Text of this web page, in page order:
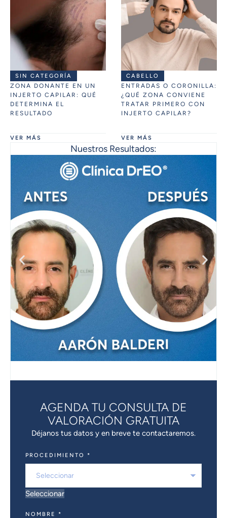
Nuestros Resultados:
AGENDA TU CONSULTA DE
VALORACIÓN GRATUITA
Déjanos tus datos y en breve te contactaremos.
PROCEDIMIENTO *
Seleccionar
NOMBRE *
SIN CATEGORÍA
ZONA DONANTE EN UN
INJERTO CAPILAR: QUÉ
DETERMINA EL
RESULTADO
VER MÁS
CABELLO
ENTRADAS O CORONILLA:
¿QUÉ ZONA CONVIENE
TRATAR PRIMERO CON
INJERTO CAPILAR?
VER MÁS